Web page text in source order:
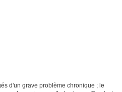
d'un grave problème chronique ; le